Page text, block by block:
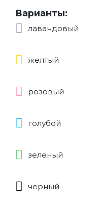
Варианты:
лавандовый
желтый
розовый
голубой
зеленый
черный